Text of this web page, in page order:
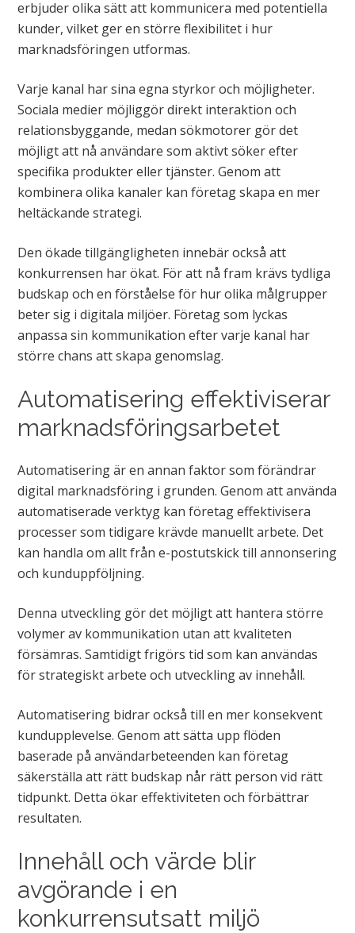
erbjuder olika sätt att kommunicera med potentiella
kunder, vilket ger en större flexibilitet i hur
marknadsföringen utformas.
Varje kanal har sina egna styrkor och möjligheter.
Sociala medier möjliggör direkt interaktion och
relationsbyggande, medan sökmotorer gör det
möjligt att nå användare som aktivt söker efter
specifika produkter eller tjänster. Genom att
kombinera olika kanaler kan företag skapa en mer
heltäckande strategi.
Den ökade tillgängligheten innebär också att
konkurrensen har ökat. För att nå fram krävs tydliga
budskap och en förståelse för hur olika målgrupper
beter sig i digitala miljöer. Företag som lyckas
anpassa sin kommunikation efter varje kanal har
större chans att skapa genomslag.
Automatisering effektiviserar
marknadsföringsarbetet
Automatisering är en annan faktor som förändrar
digital marknadsföring i grunden. Genom att använda
automatiserade verktyg kan företag effektivisera
processer som tidigare krävde manuellt arbete. Det
kan handla om allt från e-postutskick till annonsering
och kunduppföljning.
Denna utveckling gör det möjligt att hantera större
volymer av kommunikation utan att kvaliteten
försämras. Samtidigt frigörs tid som kan användas
för strategiskt arbete och utveckling av innehåll.
Automatisering bidrar också till en mer konsekvent
kundupplevelse. Genom att sätta upp flöden
baserade på användarbeteenden kan företag
säkerställa att rätt budskap når rätt person vid rätt
tidpunkt. Detta ökar effektiviteten och förbättrar
resultaten.
Innehåll och värde blir
avgörande i en
konkurrensutsatt miljö